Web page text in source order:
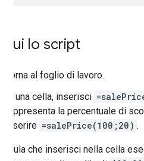
lo script
Torna al foglio di lavoro.
In una cella, inserisci
rappresenta la percentuale di
inserire =salePrice(100;20) .
che inserisci nella cella